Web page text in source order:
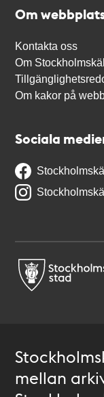
Om
Kontakta oss
Om
Om kakor på
Sociala
mellan